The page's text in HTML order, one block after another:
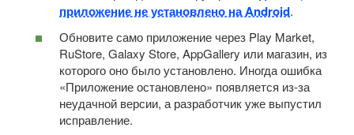
приложение не установлено на Android.
Обновите само приложение через Play Market,
RuStore, Galaxy Store, AppGallery или магазин, из
которого оно было установлено. Иногда ошибка
«Приложение остановлено» появляется из-за
неудачной версии, а разработчик уже выпустил
исправление.